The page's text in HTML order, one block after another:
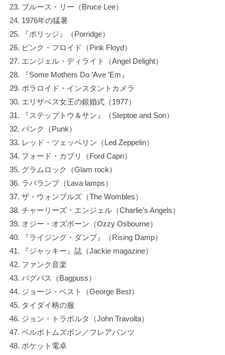
ブルース・リー（Bruce Lee）
1976年の猛暑
『ポリッジ』（Porridge）
ピンク・フロイド（Pink Floyd）
エンジェル・ディライト（Angel Delight）
『Some Mothers Do ’Ave ’Em』
ポラロイド・インスタントカメラ
エリザベス女王の銀婚式（1977）
『ステップトウ＆サン』（Steptoe and Son）
パンク（Punk）
レッド・ツェッペリン（Led Zeppelin）
フォード・カプリ（Ford Capri）
グラムロック（Glam rock）
ラバランプ（Lava lamps）
ザ・ウォンブルズ（The Wombles）
チャーリーズ・エンジェル（Charlie’s Angels）
オジー・オズボーン（Ozzy Osbourne）
『ライジング・ダンプ』（Rising Damp）
『ジャッキー』誌（Jackie magazine）
ファンク音楽
バグパス（Bagpuss）
ジョージ・ベスト（George Best）
タイダイ柄の服
ジョン・トラボルタ（John Travolta）
ベルボトムズボン／フレアパンツ
ポケット電卓